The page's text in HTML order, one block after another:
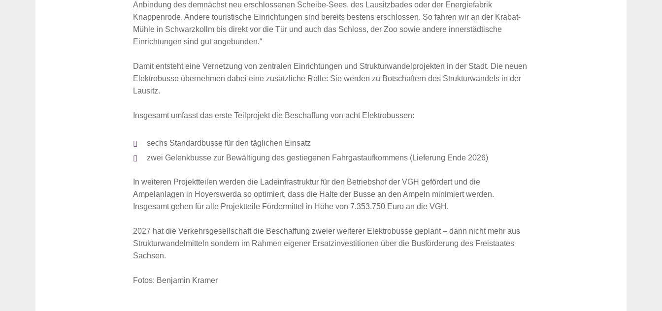
Anbindung des demnächst neu erschlossenen Scheibe-Sees, des Lausitzbades oder der Energiefabrik
Knappenrode. Andere touristische Einrichtungen sind bereits bestens erschlossen. So fahren wir an der Krabat-
Mühle in Schwarzkollm bis direkt vor die Tür und auch das Schloss, der Zoo sowie andere innerstädtische
Einrichtungen sind gut angebunden.“
Damit entsteht eine Vernetzung von zentralen Einrichtungen und Strukturwandelprojekten in der Stadt. Die neuen
Elektrobusse übernehmen dabei eine zusätzliche Rolle: Sie werden zu Botschaftern des Strukturwandels in der
Lausitz.
Insgesamt umfasst das erste Teilprojekt die Beschaffung von acht Elektrobussen:
sechs Standardbusse für den täglichen Einsatz
zwei Gelenkbusse zur Bewältigung des gestiegenen Fahrgastaufkommens (Lieferung Ende 2026)
In weiteren Projektteilen werden die Ladeinfrastruktur für den Betriebshof der VGH gefördert und die
Ampelanlagen in Hoyerswerda so optimiert, dass die Halte der Busse an den Ampeln minimiert werden.
Insgesamt gehen für alle Projektteile Fördermittel in Höhe von 7.353.750 Euro an die VGH.
2027 hat die Verkehrsgesellschaft die Beschaffung zweier weiterer Elektrobusse geplant – dann nicht mehr aus
Strukturwandelmitteln sondern im Rahmen eigener Ersatzinvestitionen über die Busförderung des Freistaates
Sachsen.
Fotos: Benjamin Kramer